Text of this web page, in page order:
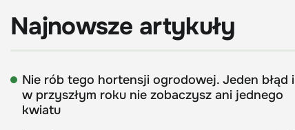
Najnowsze artykuły
Nie rób tego hortensji ogrodowej. Jeden błąd i
w przyszłym roku nie zobaczysz ani jednego
kwiatu